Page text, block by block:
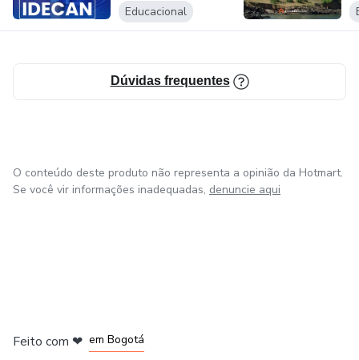
● Disciplinas Específicas de Diversas áreas.
material em PDF, treinamento de Redação com correções
humanizadas e Mentorias individuais ou em grupos. Tudo
Educacional
Dúvidas frequentes
O conteúdo deste produto não representa a opinião da Hotmart.
Se você vir informações inadequadas, denuncie aqui
Feito com ❤ em Bogotá